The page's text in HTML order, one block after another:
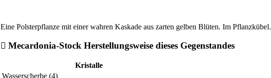
Eine Polsterpflanze mit einer wahren Kaskade aus zarten gelben Blüten. Im Pflanzkübel.
Mecardonia-Stock Herstellungsweise dieses Gegenstandes
Kristalle
Wasserscherbe (4)